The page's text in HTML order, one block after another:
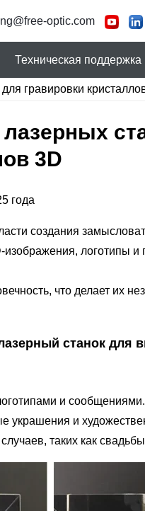
optic.com
Техническая поддержка
гравировки
3D
года
создания
логотипы
что делает их
станок для
и сообщениями.
украшения и
таких как